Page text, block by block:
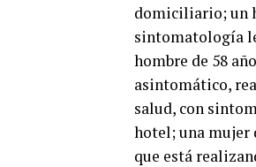
domiciliario; un
sintomatología
hombre de 58
asintomático,
salud, con
hotel; una mujer
que está